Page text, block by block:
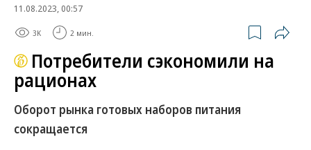
11.08.2023, 00:57
3K 2 мин.
Потребители сэкономили на
рационах
Оборот рынка готовых наборов питания
сокращается